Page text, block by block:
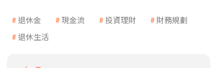
退休金 現金流 投資理財
財務規劃
退休生活